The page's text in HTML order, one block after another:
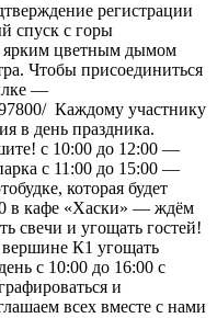
регистрации
спуск с горы
ярким цветным дымом
Чтобы присоединиться
—
Каждому участнику
в день праздника.
с 10:00 до 12:00 —
с 11:00 до 15:00 —
которая будет
в кафе «Хаски» — ждём
свечи и угощать гостей!
К1 угощать
с 10:00 до 16:00 с
и
всех вместе с нами